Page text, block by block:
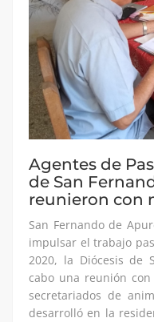
Agentes de
de San
reunieron con
San Fernando de
impulsar el trabajo
2020, la Diócesis de
cabo una reunión
secretariados de
desarrolló en la